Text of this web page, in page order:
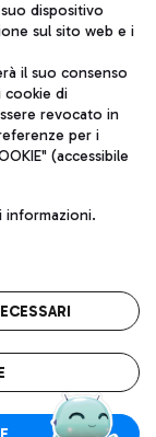
l'aeroporto
servizio di taxi a
in aeroporto
e
P.
Fiumicino (RM)
dispositivo
sul sito web e i
il suo consenso
cookie di
revocato in
per i
(accessibile